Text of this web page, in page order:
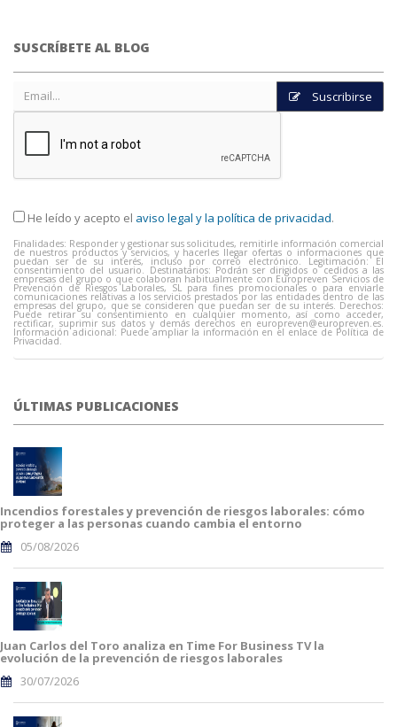
SUSCRÍBETE AL BLOG
Suscribirse
He leído y acepto el aviso legal y la política de privacidad.
Finalidades: Responder y gestionar sus solicitudes, remitirle información comercial
de nuestros productos y servicios, y hacerles llegar ofertas o informaciones que
puedan ser de su interés, incluso por correo electrónico. Legitimación: El
consentimiento del usuario. Destinatarios: Podrán ser dirigidos o cedidos a las
empresas del grupo o que colaboran habitualmente con Europreven Servicios de
Prevención de Riesgos Laborales, SL para fines promocionales o para enviarle
comunicaciones relativas a los servicios prestados por las entidades dentro de las
empresas del grupo, que se consideren que puedan ser de su interés. Derechos:
Puede retirar su consentimiento en cualquier momento, así como acceder,
rectificar, suprimir sus datos y demás derechos en europreven@europreven.es.
Información adicional: Puede ampliar la información en el enlace de Política de
Privacidad.
ÚLTIMAS PUBLICACIONES
Incendios forestales y prevención de riesgos laborales: cómo
proteger a las personas cuando cambia el entorno
05/08/2026
Juan Carlos del Toro analiza en Time For Business TV la
evolución de la prevención de riesgos laborales
30/07/2026